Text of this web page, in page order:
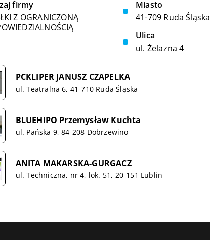
firmy
Z OGRANICZONĄ
Miasto
41-709 Ruda Śląska
Ulica
ul. Żelazna 4
PCKLIPER JANUSZ CZAPELKA
ul. Teatralna 6, 41-710 Ruda Śląska
BLUEHIPO Przemysław Kuchta
ul. Pańska 9, 84-208 Dobrzewino
ANITA MAKARSKA-GURGACZ
ul. Techniczna, nr 4, lok. 51, 20-151 Lublin